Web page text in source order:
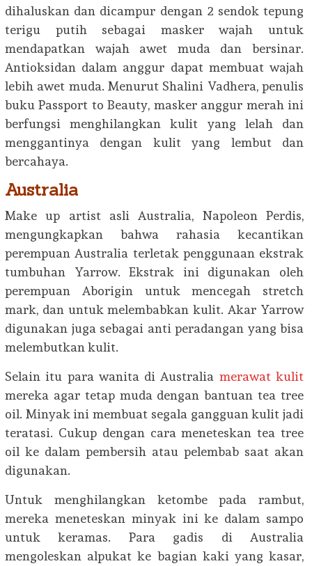
dihaluskan dan dicampur dengan 2 sendok tepung
terigu putih sebagai masker wajah untuk
mendapatkan wajah awet muda dan bersinar.
Antioksidan dalam anggur dapat membuat wajah
lebih awet muda. Menurut Shalini Vadhera, penulis
buku Passport to Beauty, masker anggur merah ini
berfungsi menghilangkan kulit yang lelah dan
menggantinya dengan kulit yang lembut dan
bercahaya.
Australia
Make up artist asli Australia, Napoleon Perdis,
mengungkapkan bahwa rahasia kecantikan
perempuan Australia terletak penggunaan ekstrak
tumbuhan Yarrow. Ekstrak ini digunakan oleh
perempuan Aborigin untuk mencegah stretch
mark, dan untuk melembabkan kulit. Akar Yarrow
digunakan juga sebagai anti peradangan yang bisa
melembutkan kulit.
Selain itu para wanita di Australia merawat kulit
mereka agar tetap muda dengan bantuan tea tree
oil. Minyak ini membuat segala gangguan kulit jadi
teratasi. Cukup dengan cara meneteskan tea tree
oil ke dalam pembersih atau pelembab saat akan
digunakan.
Untuk menghilangkan ketombe pada rambut,
mereka meneteskan minyak ini ke dalam sampo
untuk keramas. Para gadis di Australia
mengoleskan alpukat ke bagian kaki yang kasar,